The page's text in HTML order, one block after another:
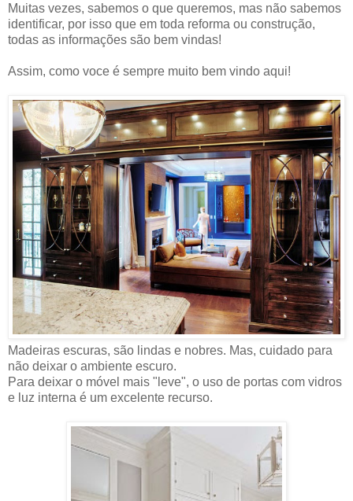
Muitas vezes, sabemos o que queremos, mas não sabemos
identificar, por isso que em toda reforma ou construção,
todas as informações são bem vindas!
Assim, como voce é sempre muito bem vindo aqui!
Madeiras escuras, são lindas e nobres. Mas, cuidado para
não deixar o ambiente escuro.
Para deixar o móvel mais "leve", o uso de portas com vidros
e luz interna é um excelente recurso.